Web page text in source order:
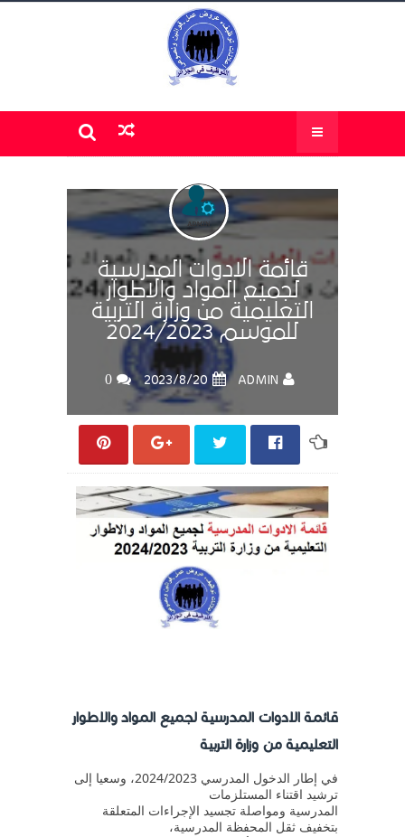
قائمة الادوات المدرسية
لجميع المواد والاطوار
التعليمية من وزارة التربية
للموسم 2024/2023
ADMIN
20‏/8‏/2023
0
قائمة الادوات المدرسية لجميع المواد والاطوار
التعليمية من وزارة التربية
في إطار الدخول المدرسي 2024/2023، وسعيا إلى
ترشيد اقتناء المستلزمات
المدرسية ومواصلة تجسيد الإجراءات المتعلقة
بتخفيف ثقل المحفظة المدرسية،